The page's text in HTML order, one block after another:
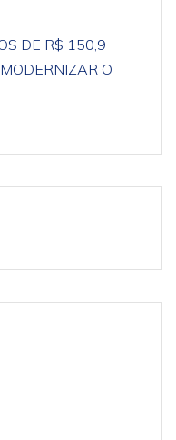
DE R$ 150,9
O